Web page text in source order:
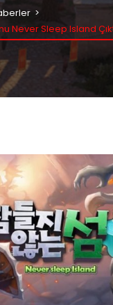
Never Sleep Island